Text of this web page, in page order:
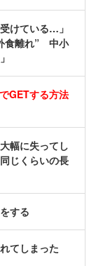
けている…」
食離れ” 中小
GETする方法
幅に失ってし
じくらいの長
する
てしまった